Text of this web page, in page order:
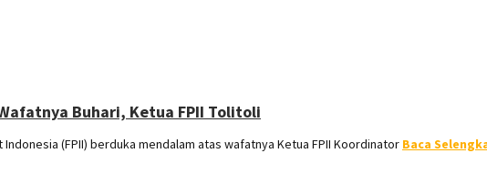
Buhari, Ketua FPII Tolitoli
Indonesia (FPII) berduka mendalam atas wafatnya Ketua FPII Koordinator Baca